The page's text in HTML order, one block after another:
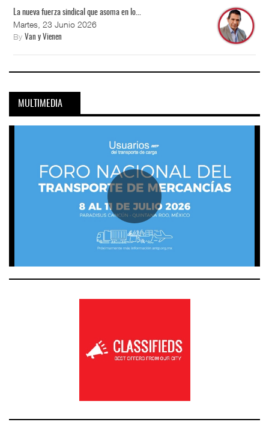
La nueva fuerza sindical que asoma en lo...
Martes, 23 Junio 2026
By Van y Vienen
MULTIMEDIA